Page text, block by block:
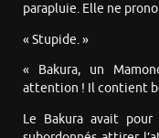
parapluie. Elle ne
« Stupide. »
« Bakura, un
attention ! Il contient
Le Bakura avait